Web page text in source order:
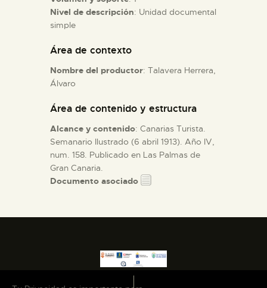
DIDÁCTICA
ESPAÑOL
Nivel de descripción: Unidad documental
simple
Área de contexto
Nombre del productor: Talavera Herrera,
Álvaro
Área de contenido y estructura
Alcance y contenido: Canarias Turista.
Semanario Ilustrado (6 abril 1913). Año IV,
num. 158. Publicado en Las Palmas de
Gran Canaria.
Documento asociado